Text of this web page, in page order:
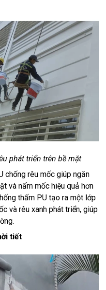
phát triển trên bề mặt
chống rêu mốc giúp ngăn
và nấm mốc hiệu quả hơn
thấm PU tạo ra một lớp
và rêu xanh phát triển, giúp
tiết